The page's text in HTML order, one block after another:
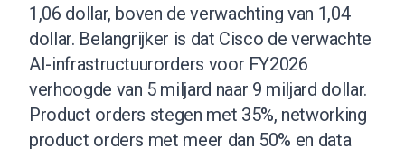
1,06 dollar, boven de verwachting van 1,04
dollar. Belangrijker is dat Cisco de verwachte
AI-infrastructuurorders voor FY2026
verhoogde van 5 miljard naar 9 miljard dollar.
Product orders stegen met 35%, networking
product orders met meer dan 50% en data